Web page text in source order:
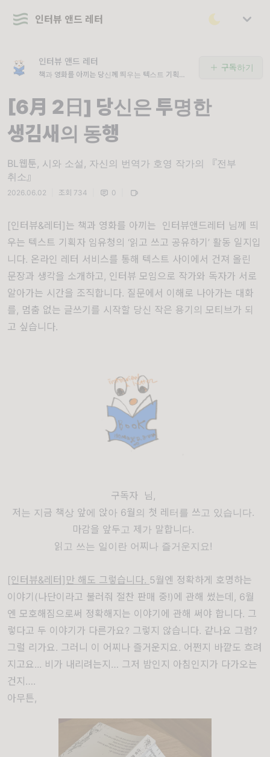
인터뷰 앤드 레터
인터뷰 앤드 레터
책과 영화를 아끼는 당신께 띄우는 텍스트 기획자
구독하기
[6月 2日] 당신은 투명한
생김새의 동행
BL웹툰, 시와 소설, 자신의 번역가 호영 작가의 『전부
취소』
2026.06.02 조회 734 0
[인터뷰&레터]는 책과 영화를 아끼는 인터뷰앤드레터 님께 띄
우는 텍스트 기획자 임유청의 ‘읽고 쓰고 공유하기’ 활동 일지입
니다. 온라인 레터 서비스를 통해 텍스트 사이에서 건져 올린
문장과 생각을 소개하고, 인터뷰 모임으로 작가와 독자가 서로
알아가는 시간을 조직합니다. 질문에서 이해로 나아가는 대화
를, 멈춤 없는 글쓰기를 시작할 당신 작은 용기의 모티브가 되
고 싶습니다.
구독자 님,
저는 지금 책상 앞에 앉아 6월의 첫 레터를 쓰고 있습니다.
마감을 앞두고 제가 말합니다.
읽고 쓰는 일이란 어찌나 즐거운지요!
[인터뷰&레터]만 해도 그렇습니다. 5월엔 정확하게 호명하는
이야기(나단이라고 불러줘 절찬 판매 중!)에 관해 썼는데, 6월
엔 모호해짐으로써 정확해지는 이야기에 관해 써야 합니다. 그
렇다고 두 이야기가 다른가요? 그렇지 않습니다. 같나요 그럼?
그럴 리가요. 그러니 이 어찌나 즐거운지요. 어쩐지 바깥도 흐려
지고요... 비가 내리려는지… 그저 밤인지 아침인지가 다가오는
건지….
아무튼,